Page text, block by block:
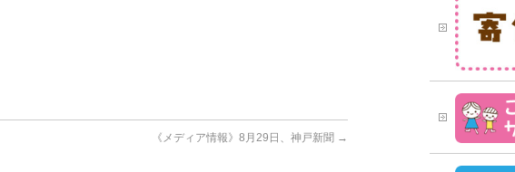
《メディア情報》8月29日、神戸新聞 →